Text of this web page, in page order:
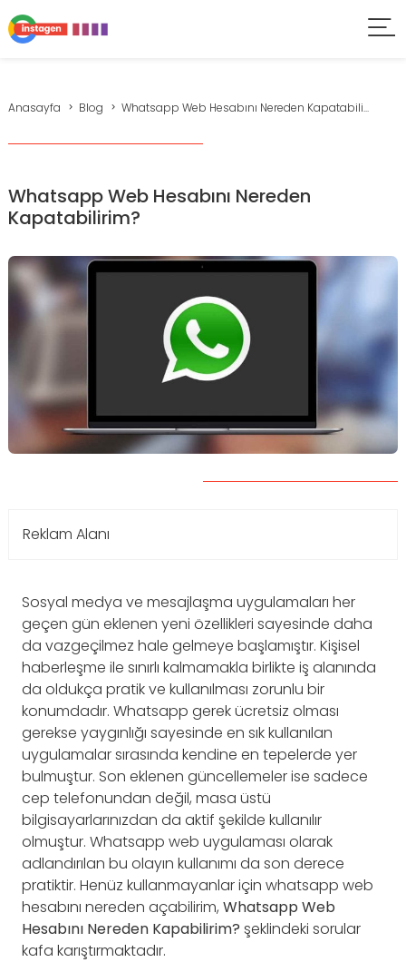
Anasayfa Blog Whatsapp Web Hesabını Nereden Kapatabili...
Whatsapp Web Hesabını Nereden
Kapatabilirim?
Reklam Alanı
Sosyal medya ve mesajlaşma uygulamaları her
geçen gün eklenen yeni özellikleri sayesinde daha
da vazgeçilmez hale gelmeye başlamıştır. Kişisel
haberleşme ile sınırlı kalmamakla birlikte iş alanında
da oldukça pratik ve kullanılması zorunlu bir
konumdadır. Whatsapp gerek ücretsiz olması
gerekse yaygınlığı sayesinde en sık kullanılan
uygulamalar sırasında kendine en tepelerde yer
bulmuştur. Son eklenen güncellemeler ise sadece
cep telefonundan değil, masa üstü
bilgisayarlarınızdan da aktif şekilde kullanılır
olmuştur. Whatsapp web uygulaması olarak
adlandırılan bu olayın kullanımı da son derece
pratiktir. Henüz kullanmayanlar için whatsapp web
hesabını nereden açabilirim, Whatsapp Web
Hesabını Nereden Kapabilirim? şeklindeki sorular
kafa karıştırmaktadır.